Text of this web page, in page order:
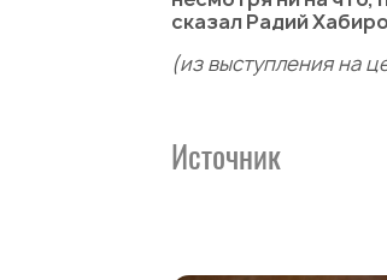
сказал Радий
(из выступления на
Источник